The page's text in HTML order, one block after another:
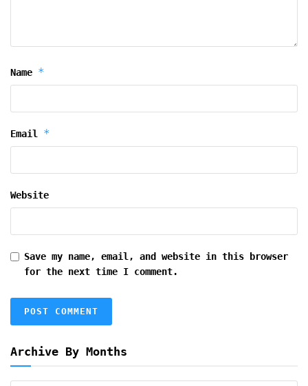
Name *
Email *
Website
Save my name, email, and website in this browser
for the next time I comment.
Archive By Months